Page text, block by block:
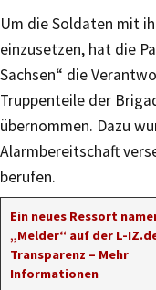
Um die Soldaten mit
einzusetzen, hat die
Sachsen“ die
Truppenteile der
übernommen. Dazu
Alarmbereitschaft
berufen.
Ein neues Ressort
„Melder“ auf der L-
Transparenz – Mehr
Informationen